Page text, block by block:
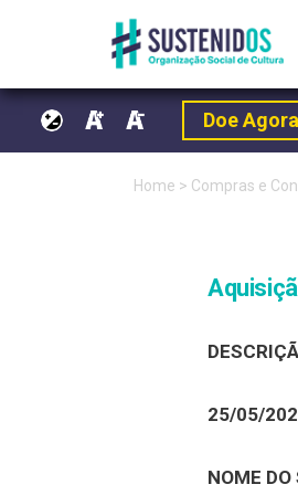
Doe
Home > Compras e
25/05/
NOME